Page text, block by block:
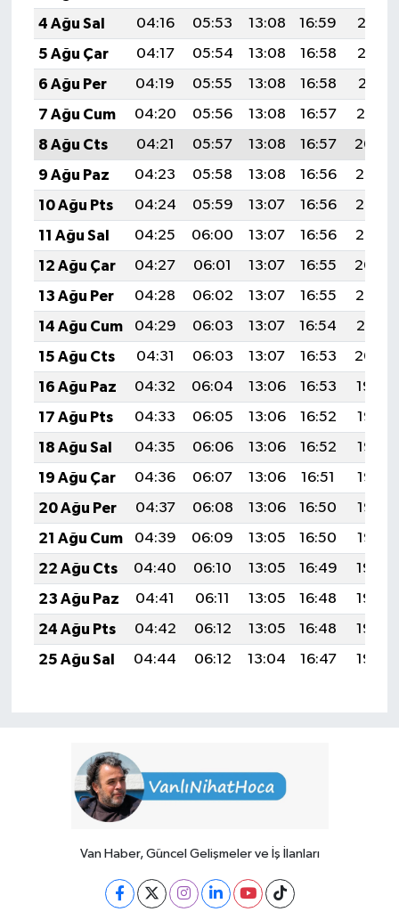
4 Ağu Sal
04:16 05:53 13:08 16:59
20:13
5 Ağu Çar
04:17 05:54 13:08 16:58
20:12
6 Ağu Per
04:19 05:55 13:08 16:58
20:11
7 Ağu Cum
04:20 05:56 13:08 16:57
20:10
8 Ağu Cts
04:21 05:57 13:08 16:57
20:09
9 Ağu Paz
04:23 05:58 13:08 16:56
20:07
10 Ağu Pts
04:24 05:59 13:07 16:56
20:06
11 Ağu Sal
04:25 06:00 13:07 16:56
20:05
12 Ağu Çar
04:27 06:01 13:07 16:55
20:04
13 Ağu Per
04:28 06:02 13:07 16:55
20:02
14 Ağu Cum
04:29 06:03 13:07 16:54
20:01
15 Ağu Cts
04:31 06:03 13:07 16:53
20:00
16 Ağu Paz
04:32 06:04 13:06 16:53
19:59
17 Ağu Pts
04:33 06:05 13:06 16:52
19:57
18 Ağu Sal
04:35 06:06 13:06 16:52
19:56
19 Ağu Çar
04:36 06:07 13:06 16:51
19:55
20 Ağu Per
04:37 06:08 13:06 16:50
19:53
21 Ağu Cum
04:39 06:09 13:05 16:50
19:52
22 Ağu Cts
04:40 06:10 13:05 16:49
19:50
23 Ağu Paz
04:41 06:11 13:05 16:48
19:49
24 Ağu Pts
04:42 06:12 13:05 16:48
19:48
25 Ağu Sal
04:44 06:12 13:04 16:47 19:46
Van Haber, Güncel Gelişmeler ve İş İlanları